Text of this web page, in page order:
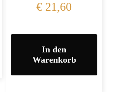
€ 21,60
In den
Warenkorb